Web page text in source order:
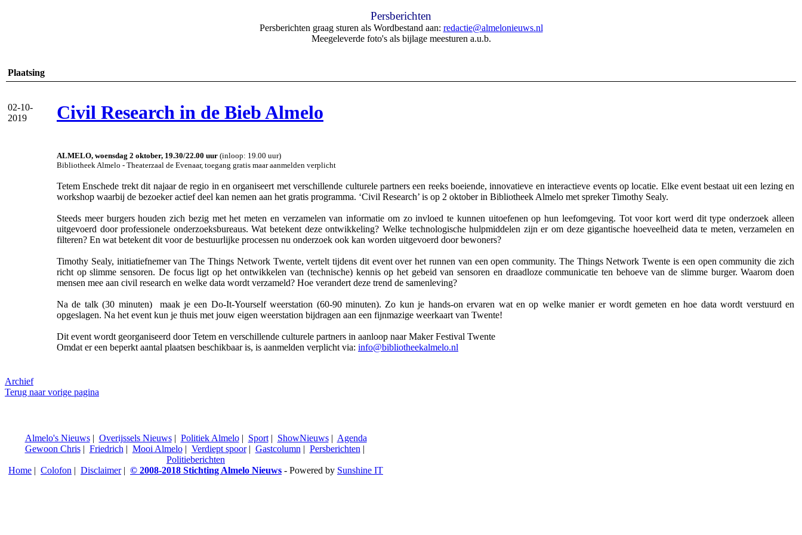
Persberichten
Persberichten graag sturen als Wordbestand aan: redactie@almelonieuws.nl
Meegeleverde foto's als bijlage meesturen a.u.b.
Plaatsing
02-10-
2019
Civil Research in de Bieb Almelo
ALMELO, woensdag 2 oktober, 19.30/22.00 uur (inloop: 19.00 uur)
Bibliotheek Almelo - Theaterzaal de Evenaar, toegang gratis maar aanmelden verplicht
Tetem Enschede trekt dit najaar de regio in en organiseert met verschillende culturele partners een reeks boeiende, innovatieve en interactieve events op locatie. Elke event bestaat uit een lezing en
workshop waarbij de bezoeker actief deel kan nemen aan het gratis programma. ‘Civil Research’ is op 2 oktober in Bibliotheek Almelo met spreker Timothy Sealy.
Steeds meer burgers houden zich bezig met het meten en verzamelen van informatie om zo invloed te kunnen uitoefenen op hun leefomgeving. Tot voor kort werd dit type onderzoek alleen
uitgevoerd door professionele onderzoeksbureaus. Wat betekent deze ontwikkeling? Welke technologische hulpmiddelen zijn er om deze gigantische hoeveelheid data te meten, verzamelen en
filteren? En wat betekent dit voor de bestuurlijke processen nu onderzoek ook kan worden uitgevoerd door bewoners?
Timothy Sealy, initiatiefnemer van The Things Network Twente, vertelt tijdens dit event over het runnen van een open community. The Things Network Twente is een open community die zich
richt op slimme sensoren. De focus ligt op het ontwikkelen van (technische) kennis op het gebeid van sensoren en draadloze communicatie ten behoeve van de slimme burger. Waarom doen
mensen mee aan civil research en welke data wordt verzameld? Hoe verandert deze trend de samenleving?
Na de talk (30 minuten) maak je een Do-It-Yourself weerstation (60-90 minuten). Zo kun je hands-on ervaren wat en op welke manier er wordt gemeten en hoe data wordt verstuurd en
opgeslagen. Na het event kun je thuis met jouw eigen weerstation bijdragen aan een fijnmazige weerkaart van Twente!
Dit event wordt georganiseerd door Tetem en verschillende culturele partners in aanloop naar Maker Festival Twente
Omdat er een beperkt aantal plaatsen beschikbaar is, is aanmelden verplicht via: info@bibliotheekalmelo.nl
Archief
Terug naar vorige pagina
Almelo's Nieuws| Overijssels Nieuws| Politiek Almelo| Sport| ShowNieuws| Agenda
Gewoon Chris| Friedrich | Mooi Almelo| Verdiept spoor| Gastcolumn | Persberichten |
Politieberichten
Home | Colofon | Disclaimer| © 2008-2018 Stichting Almelo Nieuws - Powered by Sunshine IT